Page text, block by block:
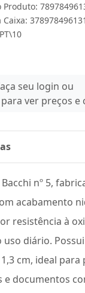
seu login ou
ver preços e
nº 5,
acabamento
resistência à
diário.
cm, ideal para
e documentos